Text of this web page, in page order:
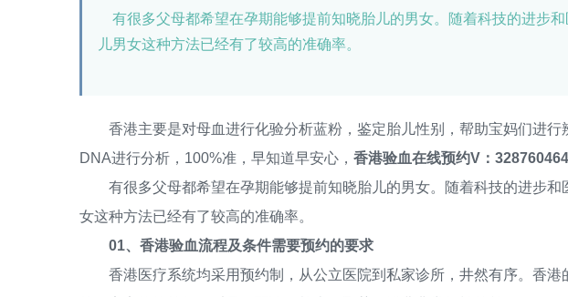
有很多父母都希望在孕期能够提前知晓胎儿的男女。随着科技的进步
儿男女这种方法已经有了较高的准确率。
香港主要是对母血进行化验分析蓝粉，鉴定胎儿性别，帮助宝妈们进行
DNA进行分析，100%准，早知道早安心， 香港验血在线预约V：328760464
有很多父母都希望在孕期能够提前知晓胎儿的男女。随着科技的进步和
女这种方法已经有了较高的准确率。
01、香港验血流程及条件需要预约的要求
香港医疗系统均采用预约制，从公立医院到私家诊所，井然有序。香港